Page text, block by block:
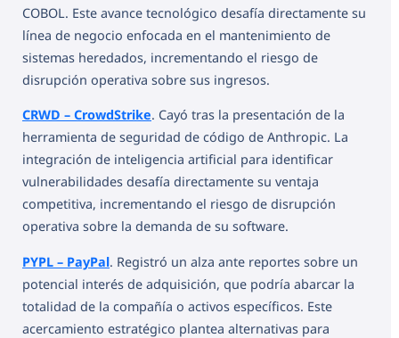
COBOL. Este avance tecnológico desafía directamente su
línea de negocio enfocada en el mantenimiento de
sistemas heredados, incrementando el riesgo de
disrupción operativa sobre sus ingresos.
CRWD – CrowdStrike. Cayó tras la presentación de la
herramienta de seguridad de código de Anthropic. La
integración de inteligencia artificial para identificar
vulnerabilidades desafía directamente su ventaja
competitiva, incrementando el riesgo de disrupción
operativa sobre la demanda de su software.
PYPL – PayPal. Registró un alza ante reportes sobre un
potencial interés de adquisición, que podría abarcar la
totalidad de la compañía o activos específicos. Este
acercamiento estratégico plantea alternativas para